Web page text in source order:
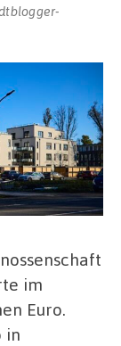
im
Euro.
in